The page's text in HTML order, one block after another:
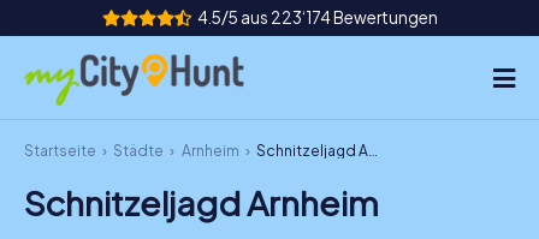
4.5/5 aus 223‘174 Bewertungen
So funktioniert's
Städte
Startseite Städte Arnheim Schnitzeljagd Arnheim
Schnitzeljagd Arnheim